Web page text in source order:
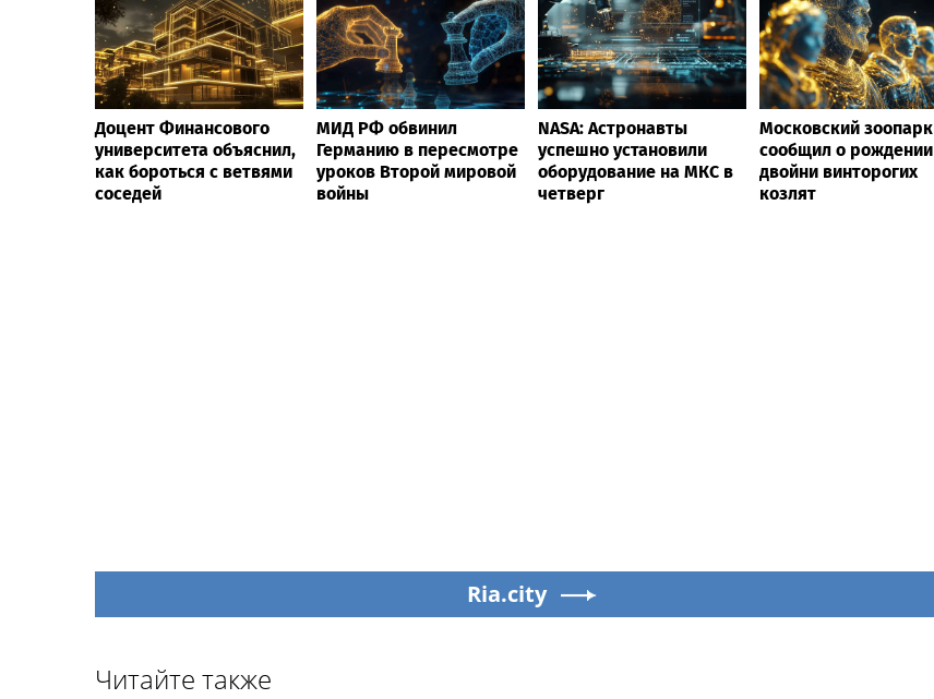
Доцент Финансового
университета объяснил,
как бороться с ветвями
соседей
МИД РФ обвинил
Германию в пересмотре
уроков Второй мировой
войны
NASA: Астронавты
успешно установили
оборудование на МКС в
четверг
Московский зоопарк
сообщил о рождении
двойни винторогих
козлят
Ria.city
Читайте также